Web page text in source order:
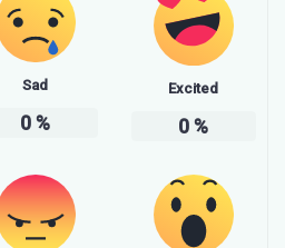
Sad
0%
Excited
0%